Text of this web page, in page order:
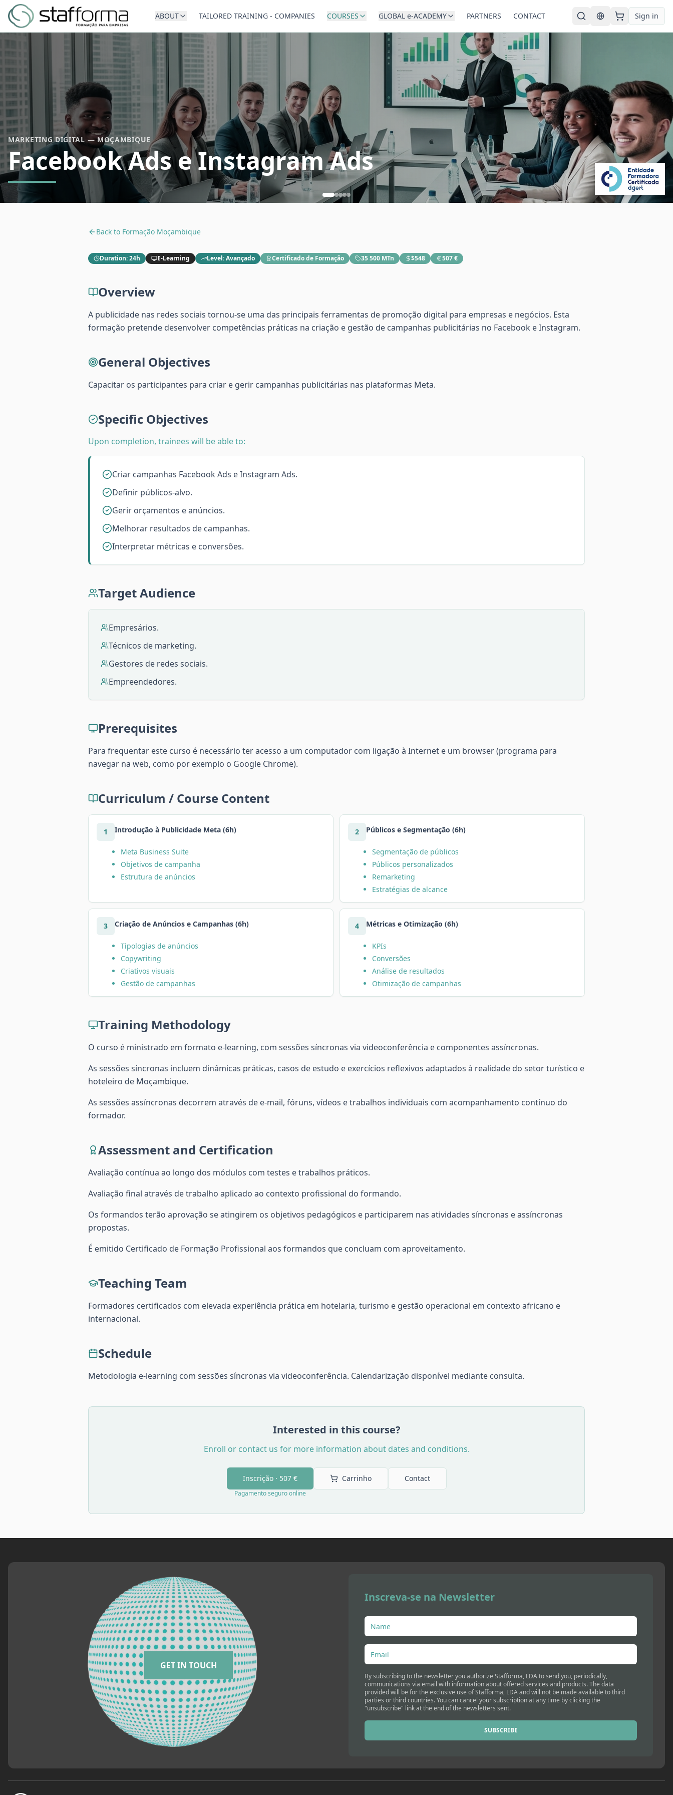
ABOUT TAILORED TRAINING - COMPANIES COURSES GLOBAL e-ACADEMY PARTNERS CONTACT English Sign in
MARKETING DIGITAL — MOÇAMBIQUE
Facebook Ads e Instagram Ads
Back to Formação Moçambique
Duration:24h E-Learning Level:Avançado Certificado de Formação 35 500 MTn $548 507 €
Overview
A publicidade nas redes sociais tornou-se uma das principais ferramentas de promoção digital para empresas e negócios. Esta
formação pretende desenvolver competências práticas na criação e gestão de campanhas publicitárias no Facebook e Instagram.
General Objectives
Capacitar os participantes para criar e gerir campanhas publicitárias nas plataformas Meta.
Specific Objectives
Upon completion, trainees will be able to:
Criar campanhas Facebook Ads e Instagram Ads.
Definir públicos-alvo.
Gerir orçamentos e anúncios.
Melhorar resultados de campanhas.
Interpretar métricas e conversões.
Target Audience
Empresários.
Técnicos de marketing.
Gestores de redes sociais.
Empreendedores.
Prerequisites
Para frequentar este curso é necessário ter acesso a um computador com ligação à Internet e um browser (programa para
navegar na web, como por exemplo o Google Chrome).
Curriculum / Course Content
1 Introdução à Publicidade Meta (6h)
Meta Business Suite
Objetivos de campanha
Estrutura de anúncios
2 Públicos e Segmentação (6h)
Segmentação de públicos
Públicos personalizados
Remarketing
Estratégias de alcance
3 Criação de Anúncios e Campanhas (6h)
Tipologias de anúncios
Copywriting
Criativos visuais
Gestão de campanhas
4 Métricas e Otimização (6h)
KPIs
Conversões
Análise de resultados
Otimização de campanhas
Training Methodology
O curso é ministrado em formato e-learning, com sessões síncronas via videoconferência e componentes assíncronas.
As sessões síncronas incluem dinâmicas práticas, casos de estudo e exercícios reflexivos adaptados à realidade do setor turístico e
hoteleiro de Moçambique.
As sessões assíncronas decorrem através de e-mail, fóruns, vídeos e trabalhos individuais com acompanhamento contínuo do
formador.
Assessment and Certification
Avaliação contínua ao longo dos módulos com testes e trabalhos práticos.
Avaliação final através de trabalho aplicado ao contexto profissional do formando.
Os formandos terão aprovação se atingirem os objetivos pedagógicos e participarem nas atividades síncronas e assíncronas
propostas.
É emitido Certificado de Formação Profissional aos formandos que concluam com aproveitamento.
Teaching Team
Formadores certificados com elevada experiência prática em hotelaria, turismo e gestão operacional em contexto africano e
internacional.
Schedule
Metodologia e-learning com sessões síncronas via videoconferência. Calendarização disponível mediante consulta.
Interested in this course?
Enroll or contact us for more information about dates and conditions.
Inscrição · 507 €
Pagamento seguro online
Carrinho Contact
GET IN TOUCH
Inscreva-se na Newsletter
By subscribing to the newsletter you authorize Stafforma, LDA to send you, periodically,
communications via email with information about offered services and products. The data
provided will be for the exclusive use of Stafforma, LDA and will not be made available to third
parties or third countries. You can cancel your subscription at any time by clicking the
"unsubscribe" link at the end of the newsletters sent.
SUBSCRIBE